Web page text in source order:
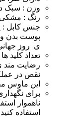
وزن : سبک در
رنگ : مشکی
جنس کابل :
پوست بدن و
ی روز
تعداد کلید ها : 3
رضایت مند
نقص در
این ماوس مجهز به 2 کلید
برای
ناهموار
استفاده